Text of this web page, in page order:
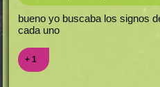
bueno yo buscaba los signos
cada uno
+ 1